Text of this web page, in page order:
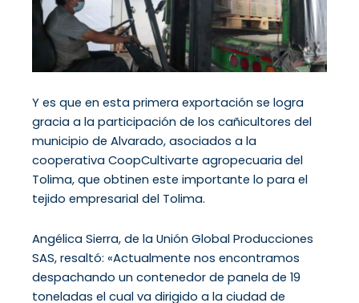
Y es que en esta primera exportación se logra
gracia a la participación de los cañicultores del
municipio de Alvarado, asociados a la
cooperativa CoopCultivarte agropecuaria del
Tolima, que obtinen este importante lo para el
tejido empresarial del Tolima.
Angélica Sierra, de la Unión Global Producciones
SAS, resaltó: «Actualmente nos encontramos
despachando un contenedor de panela de 19
toneladas el cual va dirigido a la ciudad de